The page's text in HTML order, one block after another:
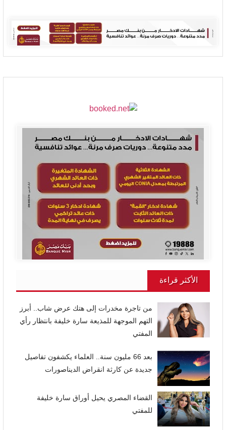
الأكثر قراءة
من تاجرة مخدرات إلى هتك عرض شاب.. أبرز
التهم الموجهة للمذيعة سارة خليفة بانتظار رأي
المفتي
بعد 66 مليون سنة.. العلماء يكشفون تفاصيل
جديدة عن كارثة انقراض الديناصورات
القضاء المصري يحيل أوراق سارة خليفة
للمفتي